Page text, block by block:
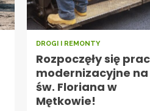
DROGI I REMONTY
Rozpoczęły się
modernizacyjne na
św. Floriana w
Mętkowie!